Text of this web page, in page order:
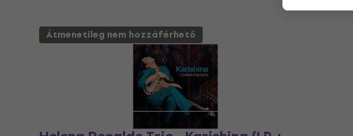
Átmenetileg nem hozzáférhető